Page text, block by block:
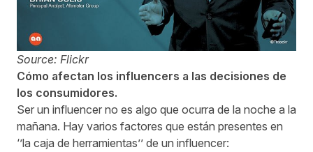
Source: Flickr
Cómo afectan los influencers a las decisiones de
los consumidores.
Ser un influencer no es algo que ocurra de la noche a la
mañana. Hay varios factores que están presentes en
‘’la caja de herramientas’’ de un influencer: